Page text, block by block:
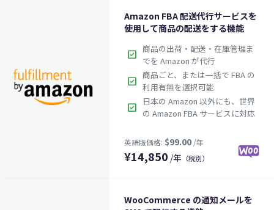
英語版価格: $79.00/年
Amazon FBA 配送代行サービスを
使用して商品の配送をする機能
check_box 商品の出荷・配送・在庫管理ま
でを Amazon が代行
check_box 商品ごと、または一括で FBA の
利用有無を選択可能
check_box
日本の Amazon 以外にも、世界
の Amazon FBA サービスに対応
¥14,850 /年 （税別）
WooCommerce の通知メールを